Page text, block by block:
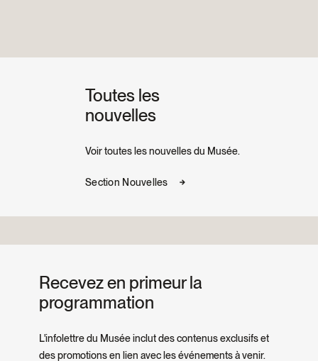
Toutes les
nouvelles
Voir toutes les nouvelles du Musée.
Section Nouvelles
Recevez en primeur la
programmation
L'infolettre du Musée inclut des contenus exclusifs et
des promotions en lien avec les événements à venir.